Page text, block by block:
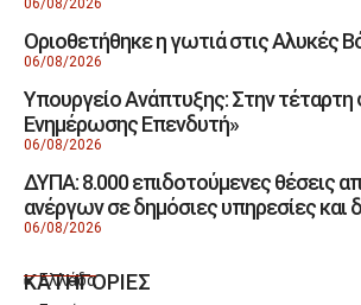
Οριοθετήθηκε η γωτιά στις Αλυκές
06/08/2026
Υπουργείο Ανάπτυξης: Στην τέταρτη
Ενημέρωσης Επενδυτή»
06/08/2026
ΔΥΠΑ: 8.000 επιδοτούμενες θέσεις
ανέργων σε δημόσιες υπηρεσίες και
06/08/2026
ΚΑΤΗΓΟΡΙΕΣ
Ελλάδα